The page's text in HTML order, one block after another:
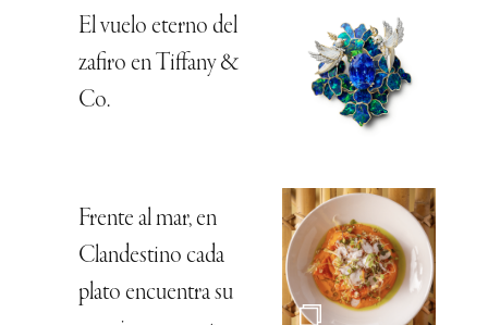
El vuelo eterno del
zafiro en Tiffany &
Co.
Frente al mar, en
Clandestino cada
plato encuentra su